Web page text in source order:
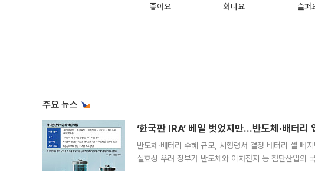
좋아요 화나요 슬퍼
주요 뉴스
‘한국판 IRA’ 베일 벗었지만…반도체·배터리
반도체·배터리 수혜 규모, 시행령서 결정 배터리 셀 빠
실효성 우려 정부가 반도체와 이차전지 등 첨단산업의